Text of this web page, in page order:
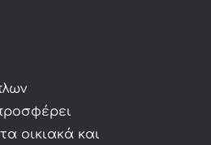
οικιακά και